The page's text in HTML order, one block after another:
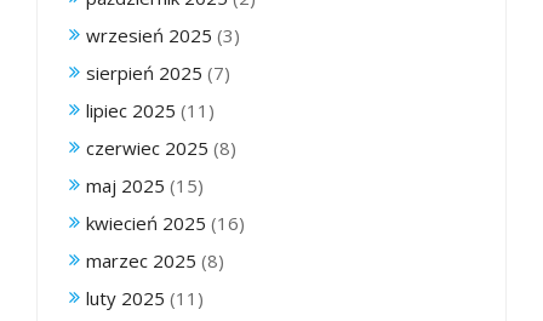
wrzesień 2025 (3)
sierpień 2025 (7)
lipiec 2025 (11)
czerwiec 2025 (8)
maj 2025 (15)
kwiecień 2025 (16)
marzec 2025 (8)
luty 2025 (11)